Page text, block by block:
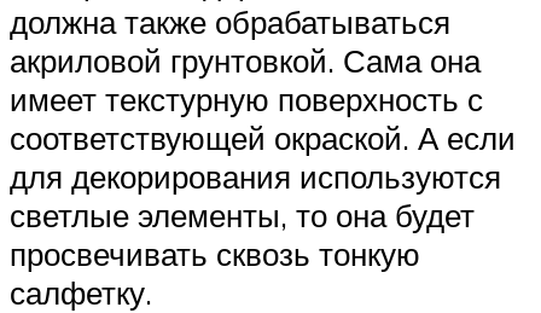
должна также обрабатываться
акриловой грунтовкой. Сама она
имеет текстурную поверхность с
соответствующей окраской. А если
для декорирования используются
светлые элементы, то она будет
просвечивать сквозь тонкую
салфетку.